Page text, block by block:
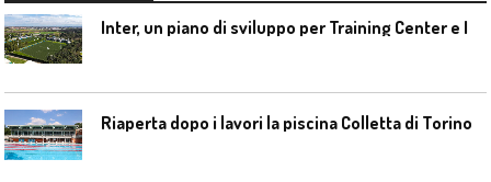
Riaperta dopo i lavori la piscina Colletta di Torino